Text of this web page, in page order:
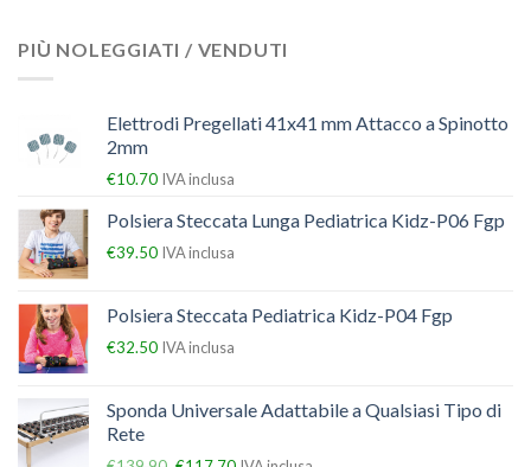
PIÙ NOLEGGIATI / VENDUTI
Elettrodi Pregellati 41x41 mm Attacco a Spinotto
2mm
€10.70 IVA inclusa
Polsiera Steccata Lunga Pediatrica Kidz-P06 Fgp
€39.50 IVA inclusa
Polsiera Steccata Pediatrica Kidz-P04 Fgp
€32.50 IVA inclusa
Sponda Universale Adattabile a Qualsiasi Tipo di
Rete